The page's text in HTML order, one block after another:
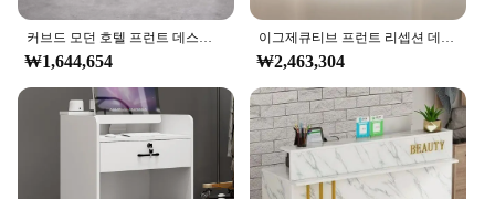
₩1,644,654 ₩2,463,304